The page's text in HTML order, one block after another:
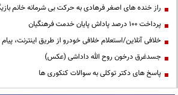
راز خنده های اصغر فرهادی به حرکت بی شرمانه خانم
پرداخت ۱۰۰ درصد پاداش پایان خدمت فرهنگیان
خلافی آنلاین/استعلام خلافی خودرو از طریق اینترنت،
جسدغرق درخون روح الله داداشی (عکس)
پاسخ های دکتر توکلی به سوالات کنکوری ها